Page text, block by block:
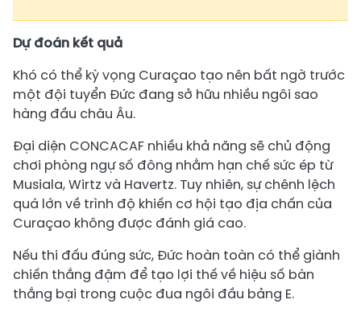
Dự đoán kết quả
Khó có thể kỳ vọng Curaçao tạo nên bất ngờ trước
một đội tuyển Đức đang sở hữu nhiều ngôi sao
hàng đầu châu Âu.
Đại diện CONCACAF nhiều khả năng sẽ chủ động
chơi phòng ngự số đông nhằm hạn chế sức ép từ
Musiala, Wirtz và Havertz. Tuy nhiên, sự chênh lệch
quá lớn về trình độ khiến cơ hội tạo địa chấn của
Curaçao không được đánh giá cao.
Nếu thi đấu đúng sức, Đức hoàn toàn có thể giành
chiến thắng đậm để tạo lợi thế về hiệu số bàn
thắng bại trong cuộc đua ngôi đầu bảng E.